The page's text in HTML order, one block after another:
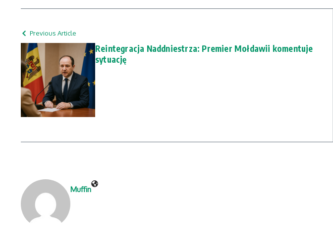
Previous Article
Reintegracja Naddniestrza: Premier Mołdawii komentuje
sytuację
Muffin